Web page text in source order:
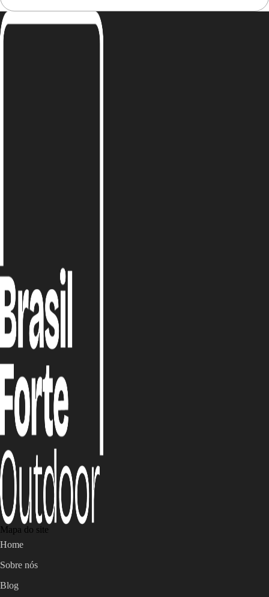
Mapa do site
Home
Sobre nós
Blog